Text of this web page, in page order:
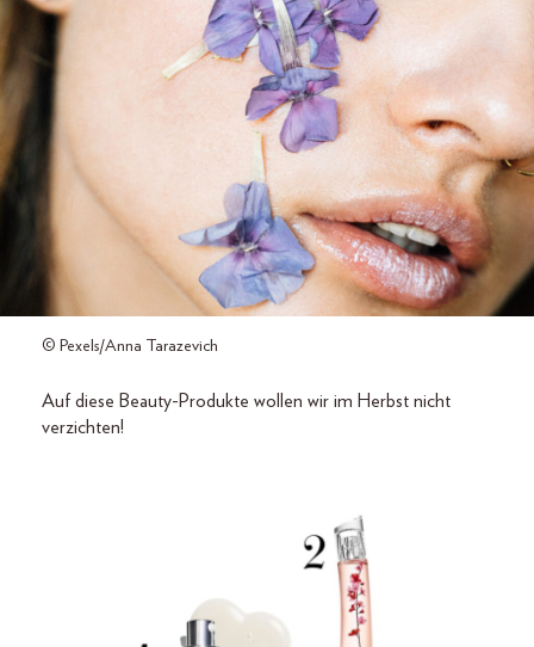
© Pexels/Anna Tarazevich
Auf diese Beauty-Produkte wollen wir im Herbst nicht
verzichten!